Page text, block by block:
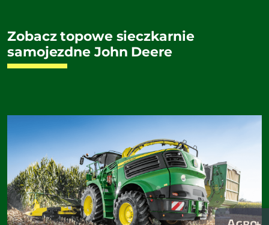
Zobacz topowe sieczkarnie
samojezdne John Deere